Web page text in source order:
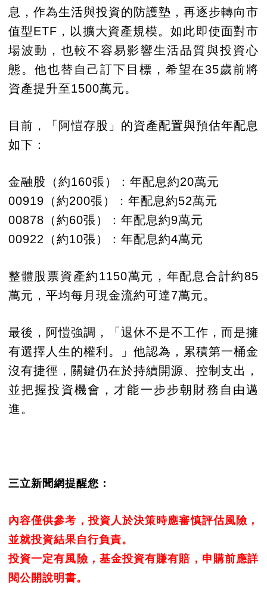
息，作為生活與投資的防護墊，再逐步轉向市
值型ETF，以擴大資產規模。如此即使面對市
場波動，也較不容易影響生活品質與投資心
態。他也替自己訂下目標，希望在35歲前將
資產提升至1500萬元。
目前，「阿愷存股」的資產配置與預估年配息
如下：
金融股（約160張）：年配息約20萬元
00919（約200張）：年配息約52萬元
00878（約60張）：年配息約9萬元
00922（約10張）：年配息約4萬元
整體股票資產約1150萬元，年配息合計約85
萬元，平均每月現金流約可達7萬元。
最後，阿愷強調，「退休不是不工作，而是擁
有選擇人生的權利。」他認為，累積第一桶金
沒有捷徑，關鍵仍在於持續開源、控制支出，
並把握投資機會，才能一步步朝財務自由邁
進。
三立新聞網提醒您：
內容僅供參考，投資人於決策時應審慎評估風險，
並就投資結果自行負責。
投資一定有風險，基金投資有賺有賠，申購前應詳
閱公開說明書。